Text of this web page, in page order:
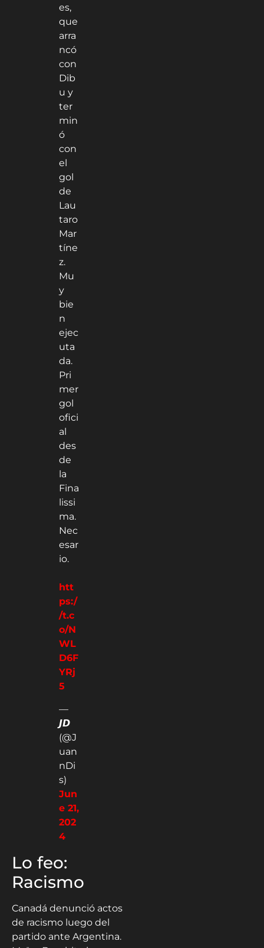
es,
que
arra
ncó
con
Dib
u y
ter
min
ó
con
el
gol
de
Lau
taro
Mar
tíne
z.
Mu
y
bie
n
ejec
uta
da.
Pri
mer
gol
ofici
al
des
de
la
Fina
lissi
ma.
Nec
esar
io.
htt
ps:/
/t.c
o/N
WL
D6F
YRj
5
—
𝙅𝘿
(@J
uan
nDi
s)
Jun
e 21,
202
4
Lo feo:
Racismo
Canadá denunció actos
de racismo luego del
partido ante Argentina.